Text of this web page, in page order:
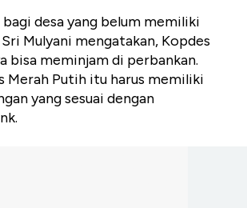
desa yang belum memiliki
Mulyani mengatakan, Kopdes
bisa meminjam di perbankan.
Merah Putih itu harus memiliki
yang sesuai dengan